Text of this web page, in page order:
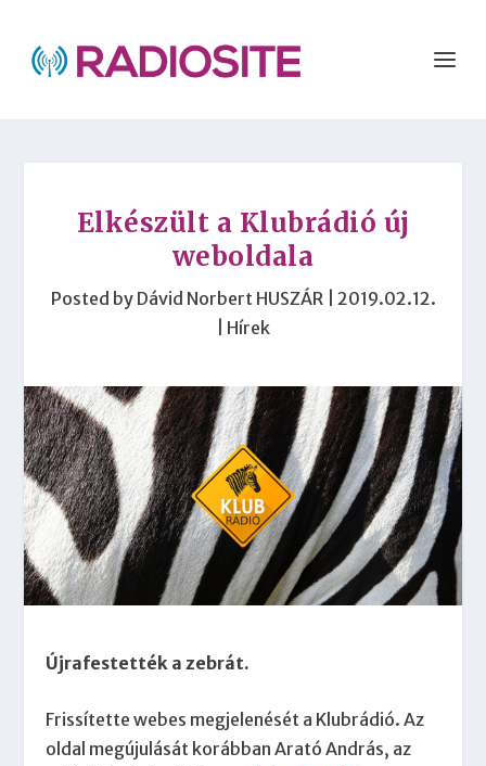
Elkészült a Klubrádió új
weboldala
Posted by Dávid Norbert HUSZÁR| 2019.02.12.
Hírek
Újrafestették a zebrát.
Frissítette webes megjelenését a Klubrádió. Az
oldal megújulását korábban Arató András, az